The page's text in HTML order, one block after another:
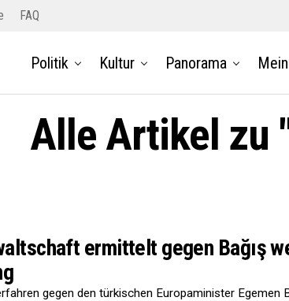
FAQ
Politik Kultur Panorama
Alle Artikel zu
ermittelt gegen Bağış
gegen den türkischen Europaminister Egemen